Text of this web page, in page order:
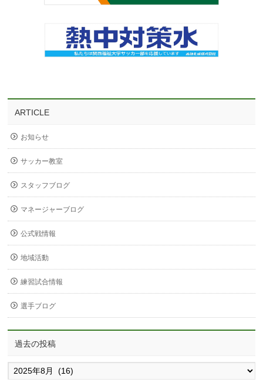
ARTICLE
お知らせ
サッカー教室
スタッフブログ
マネージャーブログ
公式戦情報
地域活動
練習試合情報
選手ブログ
過去の投稿
過
去